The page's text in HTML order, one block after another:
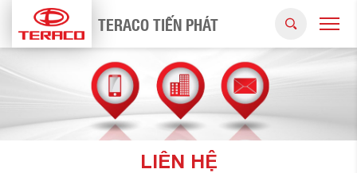
TERACO TIẾN PHÁT
LIÊN HỆ